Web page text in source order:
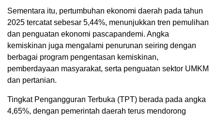
Sementara itu, pertumbuhan ekonomi daerah pada tahun
2025 tercatat sebesar 5,44%, menunjukkan tren pemulihan
dan penguatan ekonomi pascapandemi. Angka
kemiskinan juga mengalami penurunan seiring dengan
berbagai program pengentasan kemiskinan,
pemberdayaan masyarakat, serta penguatan sektor UMKM
dan pertanian.
Tingkat Pengangguran Terbuka (TPT) berada pada angka
4,65%, dengan pemerintah daerah terus mendorong